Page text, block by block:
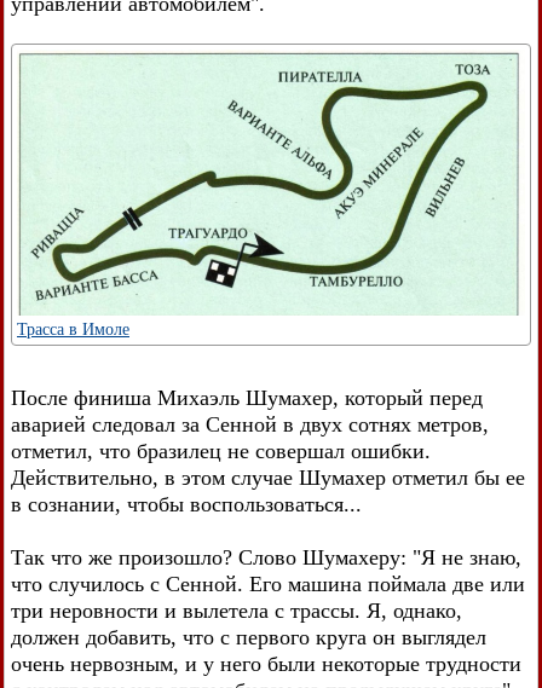
Трасса в Имоле
После финиша Михаэль Шумахер, который перед
аварией следовал за Сенной в двух сотнях метров,
отметил, что бразилец не совершал ошибки.
Действительно, в этом случае Шумахер отметил бы ее
в сознании, чтобы воспользоваться...
Так что же произошло? Слово Шумахеру: "Я не знаю,
что случилось с Сенной. Его машина поймала две или
три неровности и вылетела с трассы. Я, однако,
должен добавить, что с первого круга он выглядел
очень нервозным, и у него были некоторые трудности